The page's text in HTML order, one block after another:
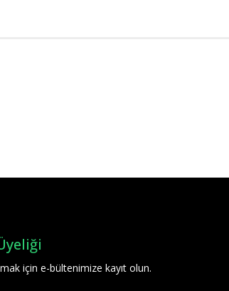
için e-bültenimize kayıt olun.